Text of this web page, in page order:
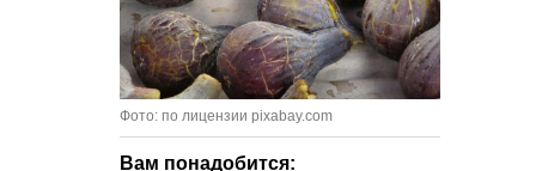
Фото: по лицензии pixabay.com
Вам понадобится: